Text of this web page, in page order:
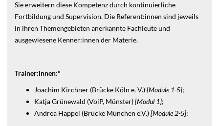
Sie erweitern diese Kompetenz durch kontinuierliche
Fortbildung und Supervision. Die Referent:innen sind jeweils
in ihren Themengebieten anerkannte Fachleute und
ausgewiesene Kenner:innen der Materie.
Trainer:innen:*
Joachim Kirchner (Brücke Köln e. V.)[Module 1-5];
Katja Grünewald (VoiP, Münster)[Modul 1];
Andrea Happel (Brücke München e.V.)[Module 2-5];